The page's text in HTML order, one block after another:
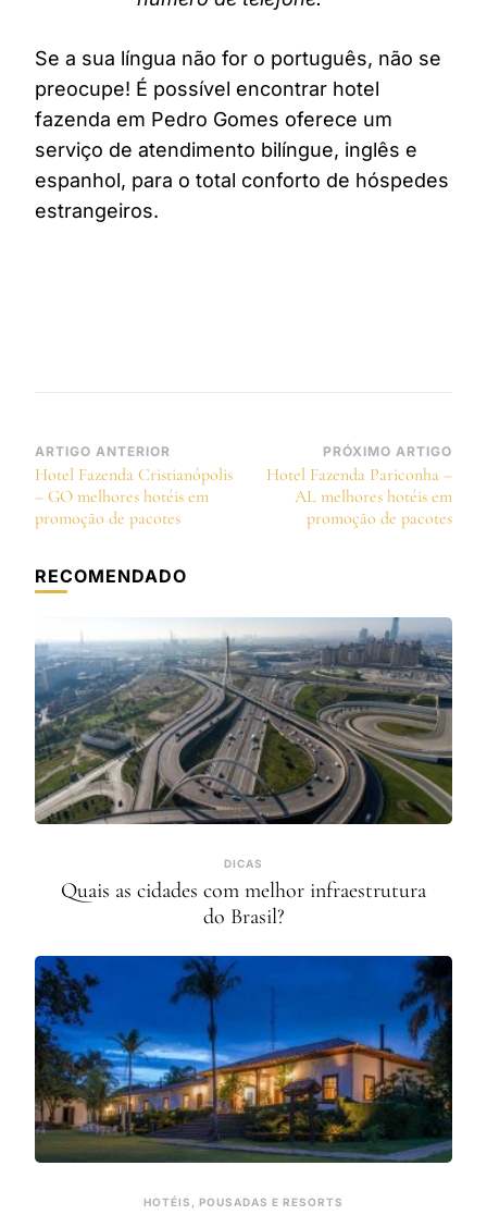
Se a sua língua não for o português, não se
preocupe! É possível encontrar hotel
fazenda em Pedro Gomes oferece um
serviço de atendimento bilíngue, inglês e
espanhol, para o total conforto de hóspedes
estrangeiros.
Navegação
de
post
ARTIGO ANTERIOR
Hotel Fazenda Cristianópolis
– GO melhores hotéis em
promoção de pacotes
PRÓXIMO ARTIGO
Hotel Fazenda Pariconha –
AL melhores hotéis em
promoção de pacotes
RECOMENDADO
DICAS
Quais as cidades com melhor infraestrutura
do Brasil?
HOTÉIS, POUSADAS E RESORTS